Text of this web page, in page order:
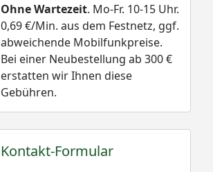
Ohne Wartezeit. Mo-Fr. 10-15 Uhr.
0,69 €/Min. aus dem Festnetz, ggf.
abweichende Mobilfunkpreise.
Bei einer Neubestellung ab 300 €
erstatten wir Ihnen diese
Gebühren.
Kontakt-Formular